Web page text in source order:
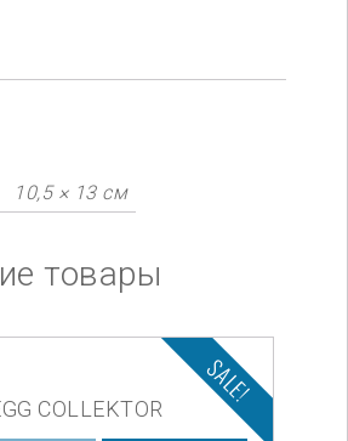
10,5 × 13 см
товары
SALE!
COLLEKTOR